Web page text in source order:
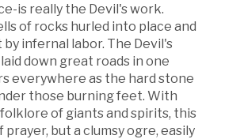
is really the Devil's work.
of rocks hurled into place and
infernal labor. The Devil's
down great roads in one
everywhere as the hard stone
those burning feet. With
of giants and spirits, this
but a clumsy ogre, easily